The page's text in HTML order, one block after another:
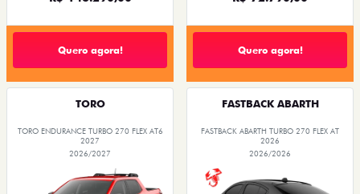
Quero agora! Quero agora!
TORO
TORO ENDURANCE TURBO 270 FLEX AT6
2027
2026/2027
FASTBACK ABARTH
FASTBACK ABARTH TURBO 270 FLEX AT
2026
2026/2026